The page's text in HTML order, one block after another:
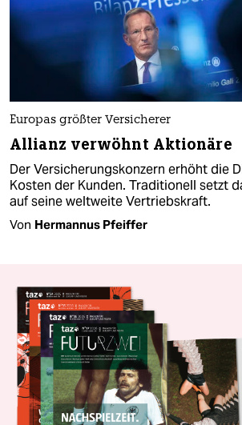
Europas größter Versicherer
Allianz verwöhnt Aktionäre
Der Versicherungskonzern erhöht die
Kosten der Kunden. Traditionell setzt
auf seine weltweite Vertriebskraft.
Von Hermannus Pfeiffer